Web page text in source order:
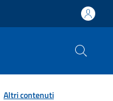
Altri contenuti